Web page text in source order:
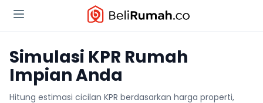
Simulasi KPR Rumah
Impian Anda
Hitung estimasi cicilan KPR berdasarkan harga properti,